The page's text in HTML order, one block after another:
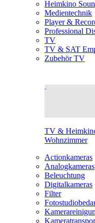
Heimkino
Medientechnik
Player &
Professional
TV
TV & SAT
Zubehör TV
TV &
Wohnzimmer
Actionkameras
Analogkameras
Beleuchtung
Digitalkameras
Filter